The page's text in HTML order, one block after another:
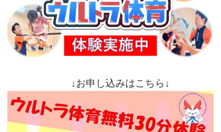
↓お申し込みはこちら↓